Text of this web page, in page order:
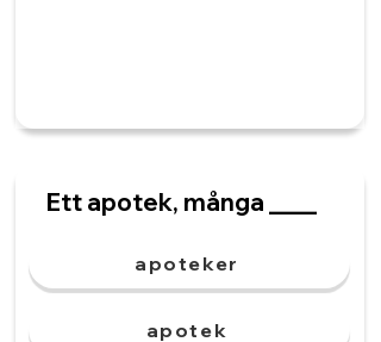
Ett apotek, många ____
apoteker
apotek